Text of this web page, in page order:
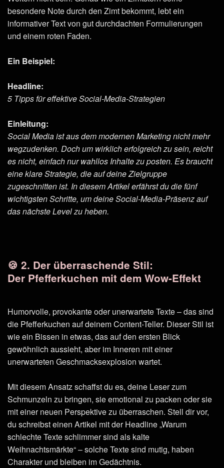
besondere Note durch den Zimt bekommt, lebt ein
informativer Text von gut durchdachten Formulierungen
und einem roten Faden.
Ein Beispiel:
Headline:
5 Tipps für effektive Social-Media-Strategien
Einleitung:
Social Media ist aus dem modernen Marketing nicht mehr
wegzudenken. Doch um wirklich erfolgreich zu sein, reicht
es nicht, einfach nur wahllos Inhalte zu posten. Es braucht
eine klare Strategie, die auf deine Zielgruppe
zugeschnitten ist. In diesem Artikel erfährst du die fünf
wichtigsten Schritte, um deine Social-Media-Präsenz auf
das nächste Level zu heben.
🍪 2. Der überraschende Stil:
Der Pfefferkuchen mit dem Wow-Effekt
Humorvolle, provokante oder unerwartete Texte – das sind
die Pfefferkuchen auf deinem Content-Teller. Dieser Stil ist
wie ein Bissen in etwas, das auf den ersten Blick
gewöhnlich aussieht, aber im Inneren mit einer
unerwarteten Geschmacksexplosion wartet.
Mit diesem Ansatz schaffst du es, deine Leser zum
Schmunzeln zu bringen, sie emotional zu packen oder sie
mit einer neuen Perspektive zu überraschen. Stell dir vor,
du schreibst einen Artikel mit der Headline „Warum
schlechte Texte schlimmer sind als kalte
Weihnachtsmärkte“ – solche Texte sind mutig, haben
Charakter und bleiben im Gedächtnis.